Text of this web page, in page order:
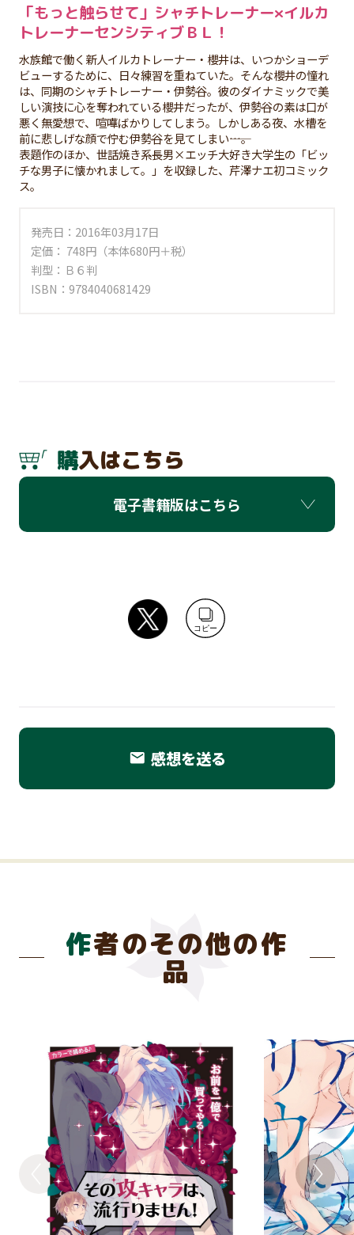
「もっと触らせて」シャチトレーナー×イルカ
トレーナーセンシティブＢＬ！
水族館で働く新人イルカトレーナー・櫻井は、いつかショーデ
ビューするために、日々練習を重ねていた。そんな櫻井の憧れ
は、同期のシャチトレーナー・伊勢谷。彼のダイナミックで美
しい演技に心を奪われている櫻井だったが、伊勢谷の素は口が
悪く無愛想で、喧嘩ばかりしてしまう。しかしある夜、水槽を
前に悲しげな顔で佇む伊勢谷を見てしまい――…。
表題作のほか、世話焼き系長男×エッチ大好き大学生の「ビッ
チな男子に懐かれまして。」を収録した、芹澤ナエ初コミック
ス。
発売日：2016年03月17日
定価： 748円（本体680円＋税）
判型：Ｂ６判
ISBN：9784040681429
購入はこちら
電子書籍版はこちら
コピー
email 感想を送る
作者のその他の作
品